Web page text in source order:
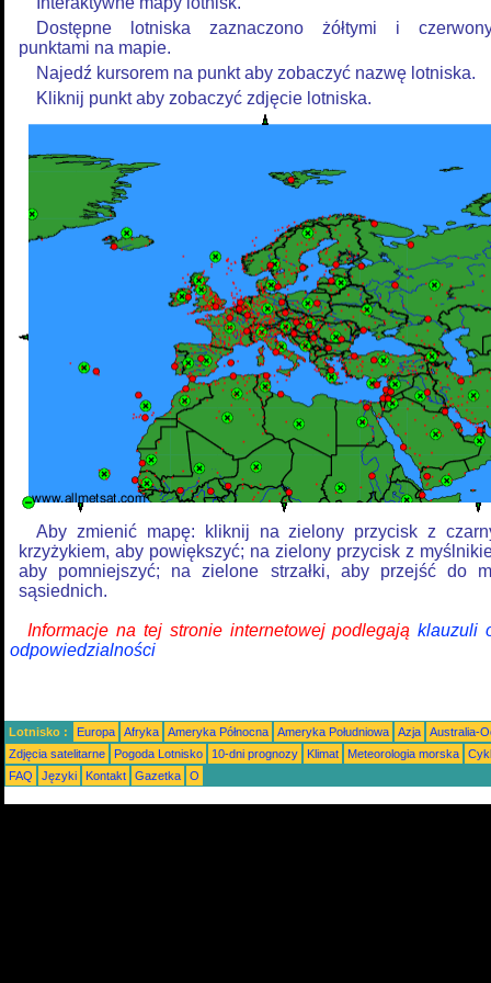
Dostępne lotniska zaznaczono żółtymi i
punktami na mapie.
Najedź kursorem na punkt aby zobaczyć nazwę lotniska.
Kliknij punkt aby zobaczyć zdjęcie lotniska.
Aby zmienić mapę: kliknij na zielony przycisk z
krzyżykiem, aby powiększyć; na zielony przycisk z
aby pomniejszyć; na zielone strzałki, aby przejść do
sąsiednich.
Informacje na tej stronie internetowej podlegająklauzuli
odpowiedzialności
Lotnisko : Europa Afryka Ameryka Północna Ameryka Południowa Azja
Australia-
Zdjęcia satelitarne
Pogoda Lotnisko 10-dni prognozy Klimat Meteorologia morska
FAQ
Języki Kontakt Gazetka O